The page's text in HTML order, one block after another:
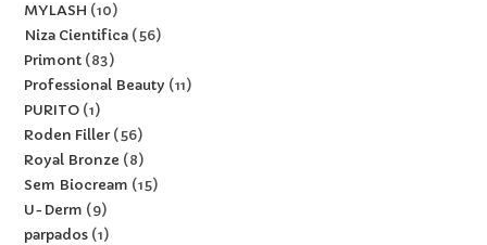
MYLASH
10
Niza Cientifica 56
Primont 83
Professional Beauty
11
PURITO 1
Roden Filler 56
Royal Bronze
8
Sem Biocream
15
U-Derm
9
parpados 1